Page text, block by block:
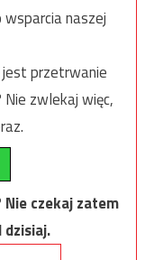
wsparcia naszej
przetrwanie
zwlekaj więc,
czekaj zatem